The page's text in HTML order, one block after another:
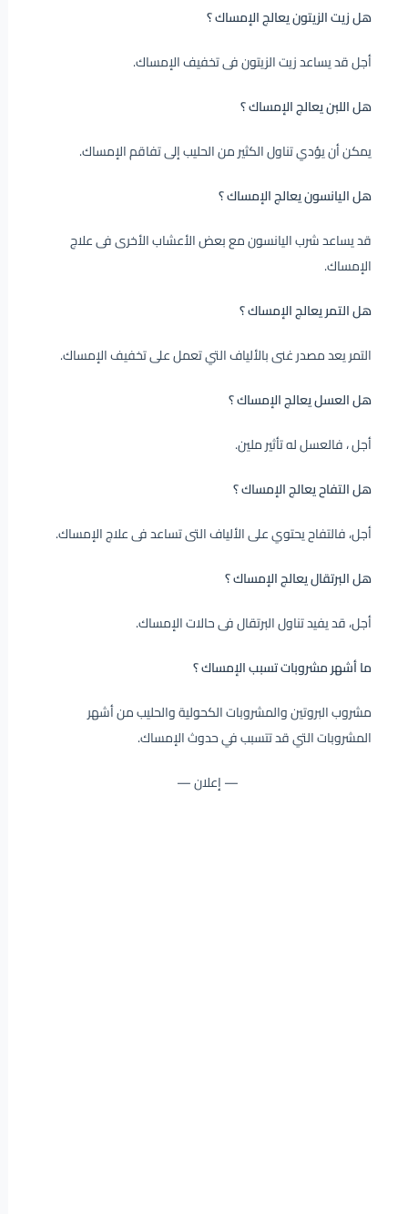
هل زيت الزيتون يعالج الإمساك ؟
أجل قد يساعد زيت الزيتون فى تخفيف الإمساك.
هل اللبن يعالج الإمساك ؟
يمكن أن يؤدي تناول الكثير من الحليب إلى تفاقم الإمساك.
هل اليانسون يعالج الإمساك ؟
قد يساعد شرب اليانسون مع بعض الأعشاب الأخرى فى علاج
الإمساك.
هل التمر يعالج الإمساك ؟
التمر يعد مصدر غنى بالألياف التي تعمل على تخفيف الإمساك.
هل العسل يعالج الإمساك ؟
أجل ، فالعسل له تأثير ملين.
هل التفاح يعالج الإمساك ؟
أجل، فالتفاح يحتوي على الألياف التى تساعد فى علاج الإمساك.
هل البرتقال يعالج الإمساك ؟
أجل، قد يفيد تناول البرتقال فى حالات الإمساك.
ما أشهر مشروبات تسبب الإمساك ؟
مشروب البروتين والمشروبات الكحولية والحليب من أشهر
المشروبات التي قد تتسبب في حدوث الإمساك.
— إعلان —